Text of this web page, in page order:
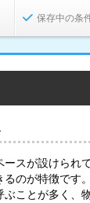
保存中の条
スが設けられ
るのが特徴です
ことが多く、